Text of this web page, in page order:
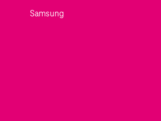
Samsung